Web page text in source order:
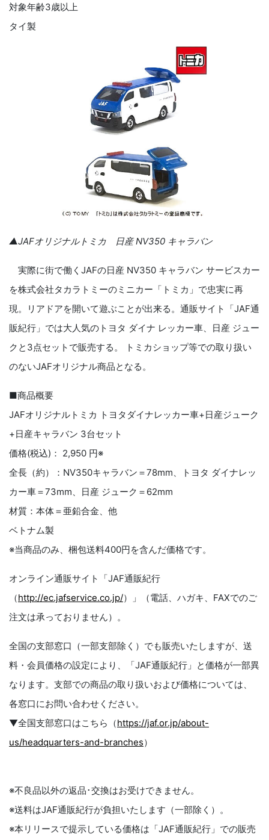
対象年齢3歳以上
タイ製
▲JAFオリジナルトミカ 日産 NV350 キャラバン
実際に街で働くJAFの日産 NV350 キャラバン サービスカー
を株式会社タカラトミーのミニカー「トミカ」で忠実に再
現。リアドアを開いて遊ぶことが出来る。通販サイト「JAF通
販紀行」では大人気のトヨタ ダイナ レッカー車、日産 ジュー
クと3点セットで販売する。 トミカショップ等での取り扱い
のないJAFオリジナル商品となる。
■商品概要
JAFオリジナルトミカ トヨタダイナレッカー車+日産ジューク
+日産キャラバン 3台セット
価格(税込)： 2,950 円※
全長（約）：NV350キャラバン＝78mm、トヨタ ダイナレッ
カー車＝73mm、日産 ジューク＝62mm
材質：本体＝亜鉛合金、他
ベトナム製
※当商品のみ、梱包送料400円を含んだ価格です。
オンライン通販サイト「JAF通販紀行
（http://ec.jafservice.co.jp/）」（電話、ハガキ、FAXでのご
注文は承っておりません）。
全国の支部窓口（一部支部除く）でも販売いたしますが、送
料・会員価格の設定により、「JAF通販紀行」と価格が一部異
なります。支部での商品の取り扱いおよび価格については、
各窓口にお問い合わせください。
▼全国支部窓口はこちら（https://jaf.or.jp/about-
us/headquarters-and-branches）
※不良品以外の返品･交換はお受けできません。
※送料はJAF通販紀行が負担いたします（一部除く）。
※本リリースで提示している価格は「JAF通販紀行」での販売